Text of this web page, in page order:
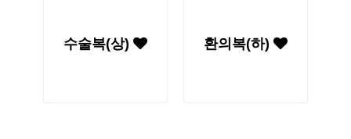
수술복(상) 환의복(하)